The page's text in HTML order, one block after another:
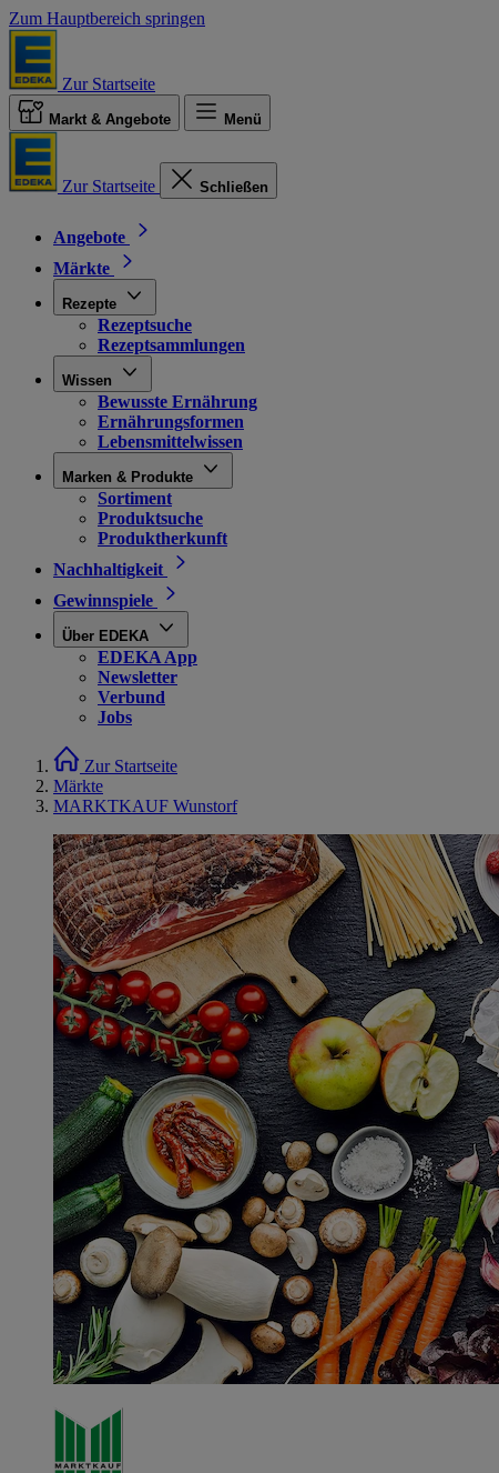
Zum Hauptbereich springen
Zur Startseite
Markt & Angebote Menü
Zur Startseite Schließen
Angebote
Märkte
Rezepte
Rezeptsuche
Rezeptsammlungen
Wissen
Bewusste Ernährung
Ernährungsformen
Lebensmittelwissen
Marken & Produkte
Sortiment
Produktsuche
Produktherkunft
Nachhaltigkeit
Gewinnspiele
Über EDEKA
EDEKA App
Newsletter
Verbund
Jobs
Zur Startseite
Märkte
MARKTKAUF Wunstorf